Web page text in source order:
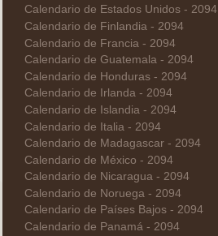
Calendario de Estados Unidos - 2094
Calendario de Finlandia - 2094
Calendario de Francia - 2094
Calendario de Guatemala - 2094
Calendario de Honduras - 2094
Calendario de Irlanda - 2094
Calendario de Islandia - 2094
Calendario de Italia - 2094
Calendario de Madagascar - 2094
Calendario de México - 2094
Calendario de Nicaragua - 2094
Calendario de Noruega - 2094
Calendario de Países Bajos - 2094
Calendario de Panamá - 2094